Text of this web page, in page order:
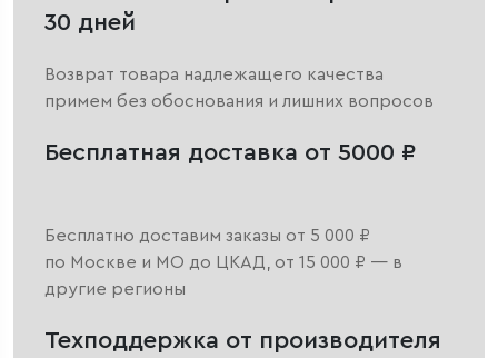
30 дней
Возврат товара надлежащего качества
примем без обоснования и лишних вопросов
Бесплатная доставка от 5000 ₽
Бесплатно доставим заказы от 5 000 ₽
по Москве и МО до ЦКАД, от 15 000 ₽ — в
другие регионы
Техподдержка от производителя